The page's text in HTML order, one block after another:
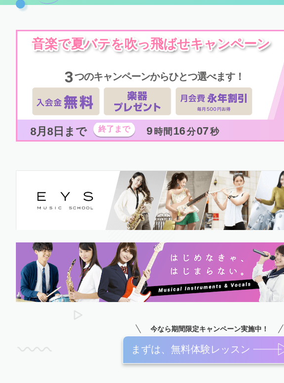
音楽で夏バテを吹っ飛ばせキャンペーン
3つのキャンペーンからひとつ選べます！
8月8日まで 9 時間 16分06秒
今なら期間限定キャンペーン実施中！
まずは、無料体験レッスン